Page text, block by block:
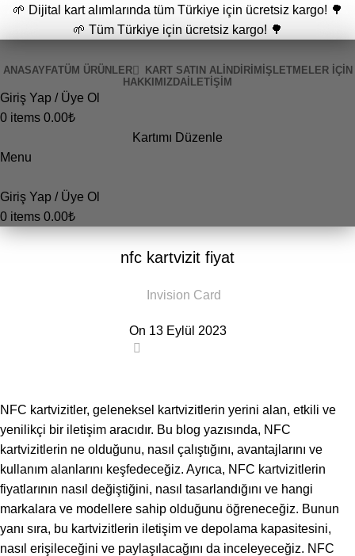
🌱 Dijital kart alımlarında tüm Türkiye için ücretsiz kargo! 🌳
🌱 Tüm Türkiye için ücretsiz kargo! 🌳
ANASAYFATÜM ÜRÜNLER KART SATIN ALİNDİRİM İŞLETMELER İÇIN
HAKKIMIZDA İLETIŞIM
Giriş Yap / Üye Ol
0 items 0.00₺
Kartımı Düzenle
Menu
Giriş Yap / Üye Ol
0 items 0.00₺
nfc kartvizit fiyat
Invision Card
On 13 Eylül 2023
NFC kartvizitler, geleneksel kartvizitlerin yerini alan, etkili ve
yenilikçi bir iletişim aracıdır. Bu blog yazısında, NFC
kartvizitlerin ne olduğunu, nasıl çalıştığını, avantajlarını ve
kullanım alanlarını keşfedeceğiz. Ayrıca, NFC kartvizitlerin
fiyatlarının nasıl değiştiğini, nasıl tasarlandığını ve hangi
markalara ve modellere sahip olduğunu öğreneceğiz. Bunun
yanı sıra, bu kartvizitlerin iletişim ve depolama kapasitesini,
nasıl erişileceğini ve paylaşılacağını da inceleyeceğiz. NFC